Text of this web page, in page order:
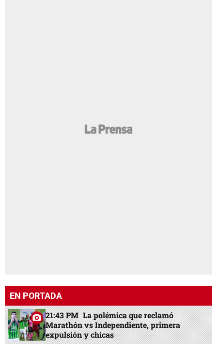
EN PORTADA
21:43 PM La polémica que reclamó
Marathón vs Independiente, primera
expulsión y chicas